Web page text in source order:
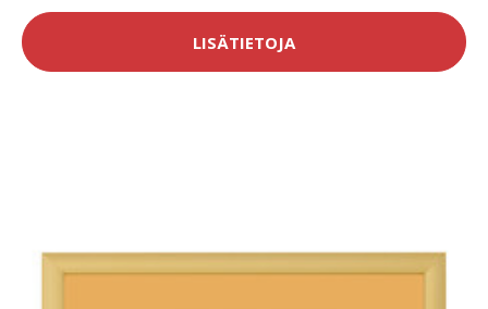
LISÄTIETOJA